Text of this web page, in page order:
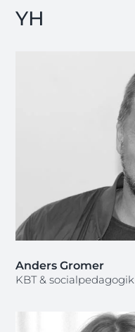
YH
Anders Gromer
KBT & socialpedagogik